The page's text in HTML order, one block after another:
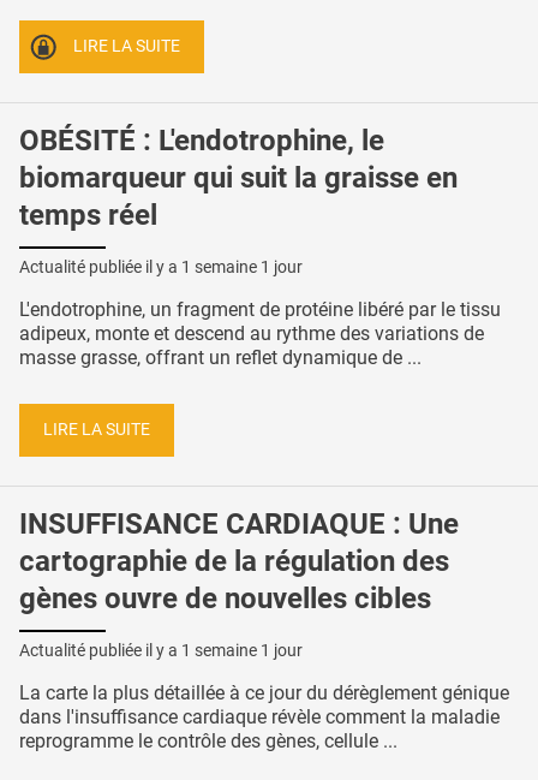
LIRE LA SUITE
OBÉSITÉ : L'endotrophine, le
biomarqueur qui suit la graisse en
temps réel
Actualité publiée il y a 1 semaine 1 jour
L'endotrophine, un fragment de protéine libéré par le tissu
adipeux, monte et descend au rythme des variations de
masse grasse, offrant un reflet dynamique de ...
LIRE LA SUITE
INSUFFISANCE CARDIAQUE : Une
cartographie de la régulation des
gènes ouvre de nouvelles cibles
Actualité publiée il y a 1 semaine 1 jour
La carte la plus détaillée à ce jour du dérèglement génique
dans l'insuffisance cardiaque révèle comment la maladie
reprogramme le contrôle des gènes, cellule ...